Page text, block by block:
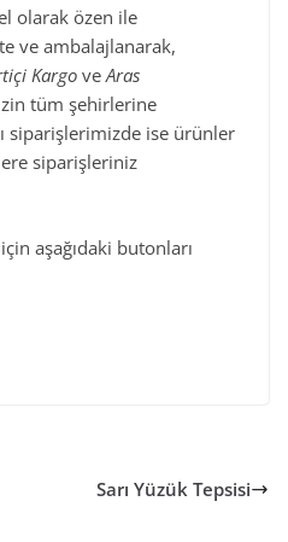
olarak özen ile
ve ambalajlanarak,
Kargo veAras
tüm şehirlerine
siparişlerimizde ise ürünler
siparişleriniz
aşağıdaki butonları
Sarı Yüzük Tepsisi